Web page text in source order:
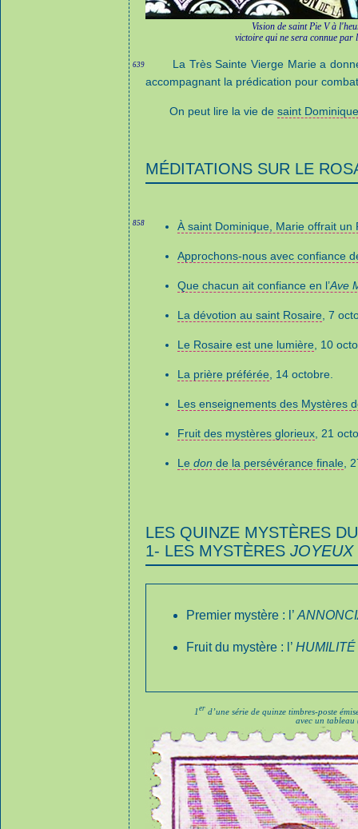
Vision de saint Pie V à
victoire qui ne sera connue par
639
La Très Sainte Vierge Marie a
accompagnant la prédication pour
On peut lire la vie de saint Dominique
MÉDITATIONS SUR LE
858 À saint Dominique, Marie offrait un
Approchons-nous avec confiance
Que chacun ait confiance en l’Ave
La dévotion au saint Rosaire , 7
Le Rosaire est une lumière , 10
La prière préférée , 14 octobre.
Les enseignements des Mystères
Fruit des mystères glorieux , 21
Le don de la persévérance finale ,
LES QUINZE MYSTÈRES
1- LES MYSTÈRES JOYEUX
Premier mystère : l’
Fruit du mystère : l’ HUMILITÉ
1 er d’une série de quinze timbres-poste
avec un